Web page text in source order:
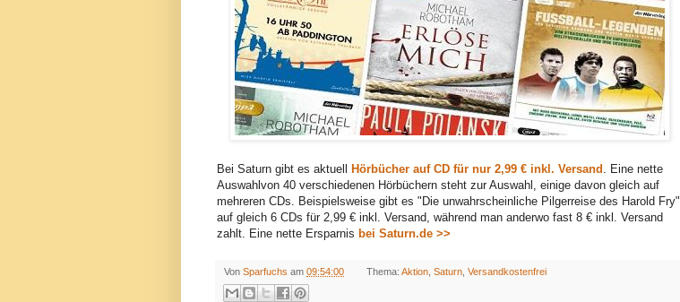
Bei Saturn gibt es aktuell Hörbücher auf CD für nur 2,99 € inkl. Versand
. Eine nette
Auswahlvon 40 verschiedenen Hörbüchern steht zur Auswahl, einige davon gleich auf
mehreren CDs. Beispielsweise gibt es "Die unwahrscheinliche Pilgerreise des Harold Fry"
auf gleich 6 CDs für 2,99 € inkl. Versand, während man anderwo fast 8 € inkl. Versand
zahlt. Eine nette Ersparnis bei Saturn.de >>
Von Sparfuchs am 09:54:00 Thema: Aktion, Saturn, Versandkostenfrei